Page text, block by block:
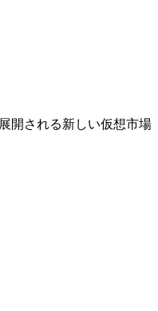
開される新しい仮想市場